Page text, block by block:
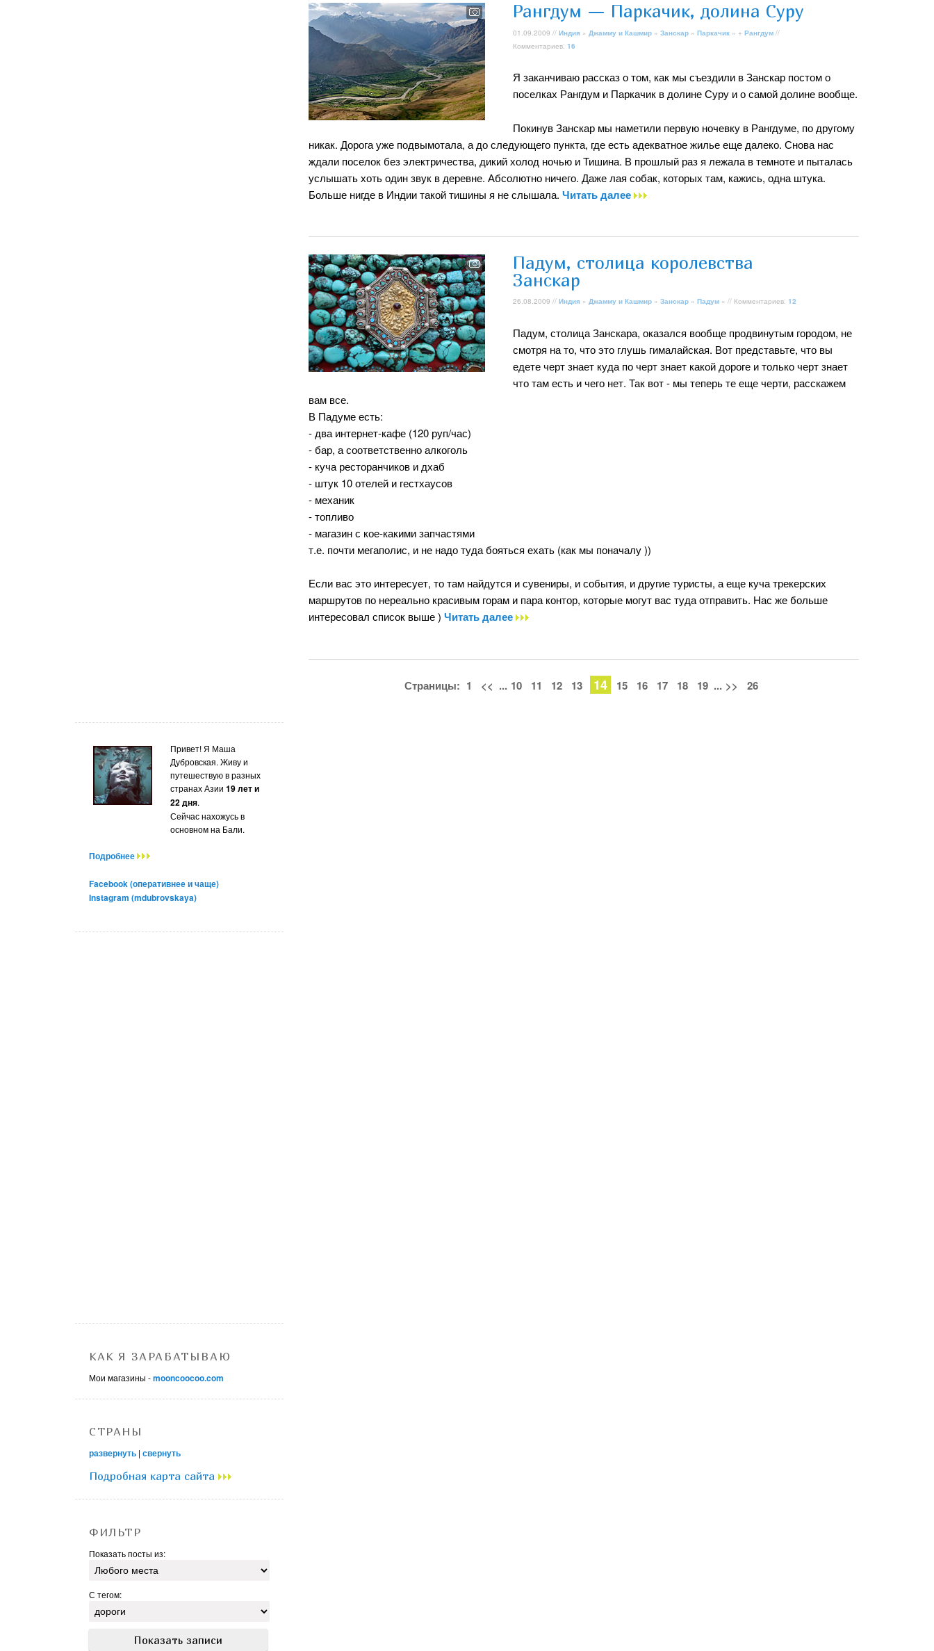
Рангдум — Паркачик, долина Суру
01.09.2009 // Индия » Джамму и Кашмир » Занскар » Паркачик » + Рангдум //
Комментариев: 16
Я заканчиваю рассказ о том, как мы съездили в Занскар постом о
поселках Рангдум и Паркачик в долине Суру и о самой долине вообще.
Покинув Занскар мы наметили первую ночевку в Рангдуме, по другому
никак. Дорога уже подвымотала, а до следующего пункта, где есть адекватное жилье еще далеко. Снова нас
ждали поселок без электричества, дикий холод ночью и Тишина. В прошлый раз я лежала в темноте и пыталась
услышать хоть один звук в деревне. Абсолютно ничего. Даже лая собак, которых там, кажись, одна штука.
Больше нигде в Индии такой тишины я не слышала. Читать далее
Падум, столица королевства
Занскар
26.08.2009 // Индия » Джамму и Кашмир » Занскар » Падум » // Комментариев: 12
Падум, столица Занскара, оказался вообще продвинутым городом, не
смотря на то, что это глушь гималайская. Вот представьте, что вы
едете черт знает куда по черт знает какой дороге и только черт знает
что там есть и чего нет. Так вот - мы теперь те еще черти, расскажем
вам все.
В Падуме есть:
- два интернет-кафе (120 руп/час)
- бар, а соответственно алкоголь
- куча ресторанчиков и дхаб
- штук 10 отелей и гестхаусов
- механик
- топливо
- магазин с кое-какими запчастями
т.е. почти мегаполис, и не надо туда бояться ехать (как мы поначалу ))
Если вас это интересует, то там найдутся и сувениры, и события, и другие туристы, а еще куча трекерских
маршрутов по нереально красивым горам и пара контор, которые могут вас туда отправить. Нас же больше
интересовал список выше ) Читать далее
Страницы: 1 << ... 10 11 12 13 14 15 16 17 18 19 ... >> 26
Привет! Я Маша
Дубровская. Живу и
путешествую в разных
странах Азии 19 лет и
22 дня.
Сейчас нахожусь в
основном на Бали.
Подробнее
Facebook (оперативнее и чаще)
Instagram (mdubrovskaya)
КАК Я ЗАРАБАТЫВАЮ
Мои магазины -mooncoocoo.com
СТРАНЫ
развернуть | свернуть
Подробная карта сайта
ФИЛЬТР
Показать посты из:
С тегом: